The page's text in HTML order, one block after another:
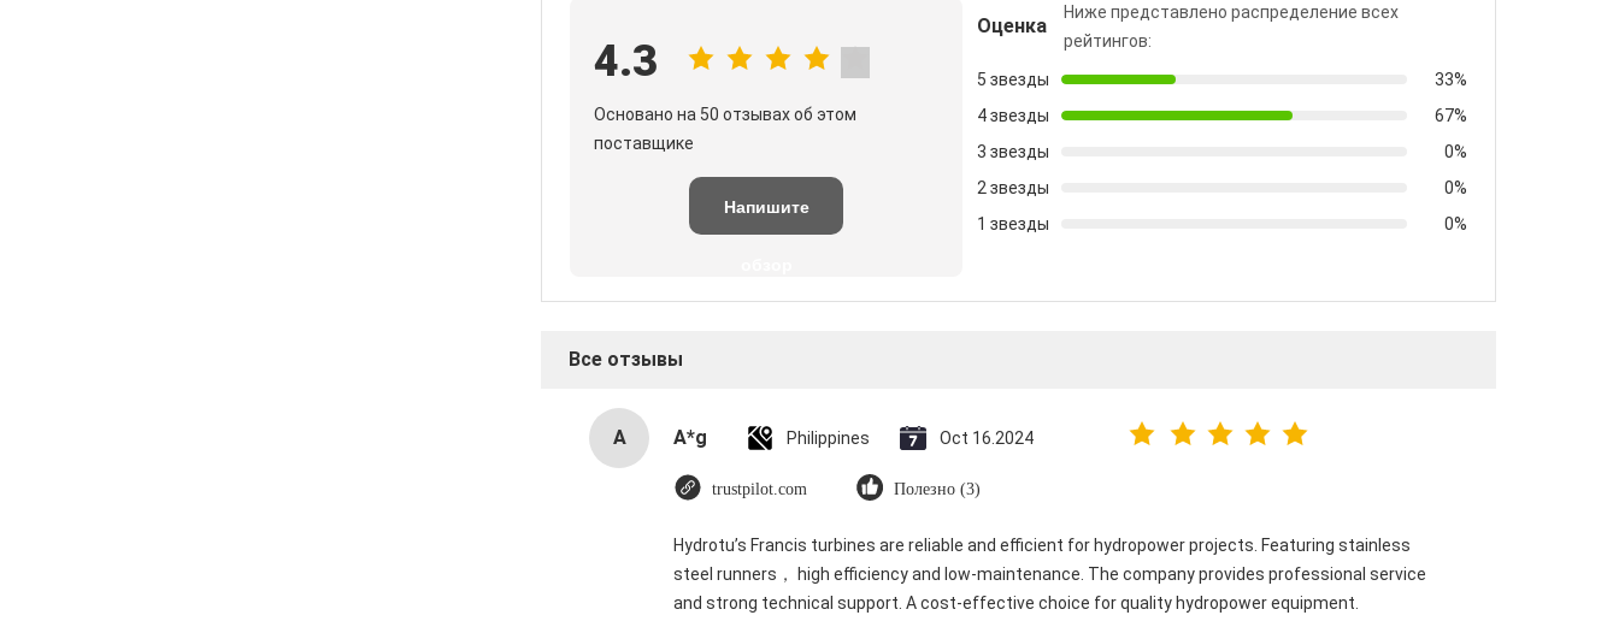
4.3
Основано на 50 отзывах об этом
поставщике
Напишите
Оценка
Ниже представлено распределение всех
рейтингов:
5 звезды
33%
4 звезды
67%
3 звезды
0%
2 звезды
0%
1 звезды
0%
Все отзывы
A A*g Philippines Oct 16.2024
trustpilot.com Полезно (3)
Hydrotu’s Francis turbines are reliable and efficient for hydropower projects. Featuring stainless
steel runners， high efficiency and low-maintenance. The company provides professional service
and strong technical support. A cost-effective choice for quality hydropower equipment.